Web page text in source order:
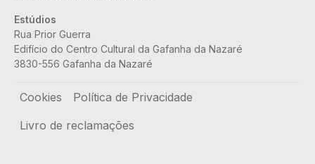
Estúdios
Rua Prior Guerra
Edifício do Centro Cultural da Gafanha da Nazaré
3830-556 Gafanha da Nazaré
Rodapé
Cookies
Política de Privacidade
Livro de reclamações